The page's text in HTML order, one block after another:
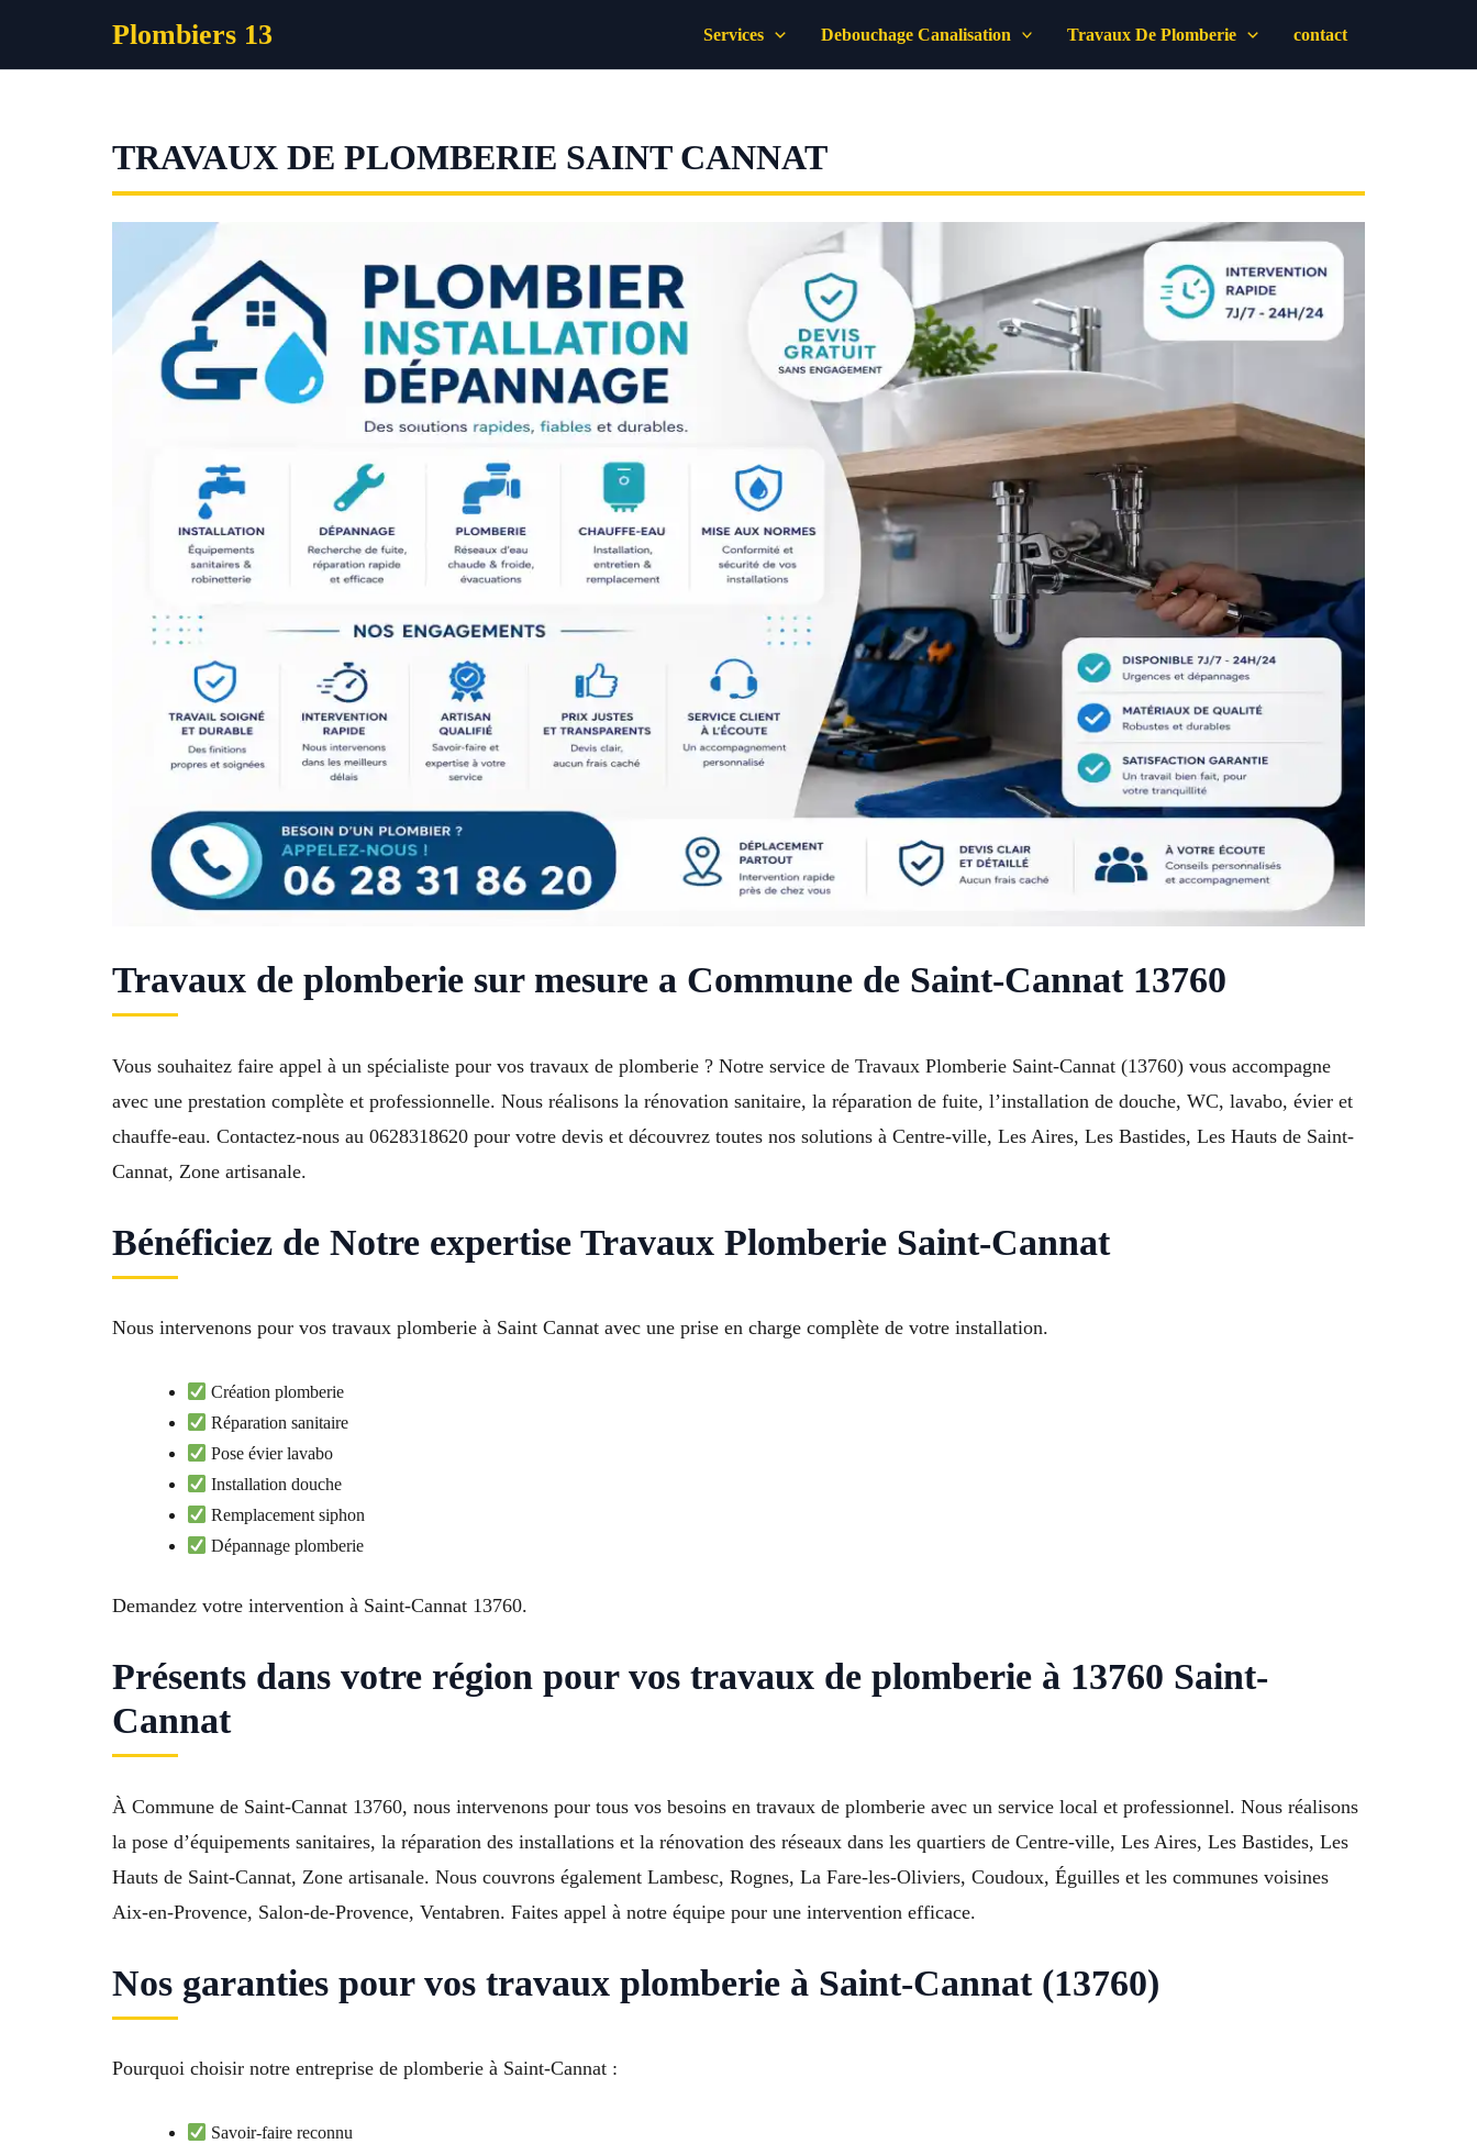
contenu
Plombiers 13 Services Debouchage Canalisation Travaux De Plomberie contact
TRAVAUX DE PLOMBERIE SAINT CANNAT
Travaux de plomberie sur mesure a Commune de Saint-Cannat 13760
Vous souhaitez faire appel à un spécialiste pour vos travaux de plomberie ? Notre service de Travaux Plomberie Saint-Cannat (13760) vous accompagne
avec une prestation complète et professionnelle. Nous réalisons la rénovation sanitaire, la réparation de fuite, l’installation de douche, WC, lavabo, évier et
chauffe-eau. Contactez-nous au 0628318620 pour votre devis et découvrez toutes nos solutions à Centre-ville, Les Aires, Les Bastides, Les Hauts de Saint-
Cannat, Zone artisanale.
Bénéficiez de Notre expertise Travaux Plomberie Saint-Cannat
Nous intervenons pour vos travaux plomberie à Saint Cannat avec une prise en charge complète de votre installation.
Création plomberie
Réparation sanitaire
Pose évier lavabo
Installation douche
Remplacement siphon
Dépannage plomberie
Demandez votre intervention à Saint-Cannat 13760.
Présents dans votre région pour vos travaux de plomberie à 13760 Saint-
Cannat
À Commune de Saint-Cannat 13760, nous intervenons pour tous vos besoins en travaux de plomberie avec un service local et professionnel. Nous réalisons
la pose d’équipements sanitaires, la réparation des installations et la rénovation des réseaux dans les quartiers de Centre-ville, Les Aires, Les Bastides, Les
Hauts de Saint-Cannat, Zone artisanale. Nous couvrons également Lambesc, Rognes, La Fare-les-Oliviers, Coudoux, Éguilles et les communes voisines
Aix-en-Provence, Salon-de-Provence, Ventabren. Faites appel à notre équipe pour une intervention efficace.
Nos garanties pour vos travaux plomberie à Saint-Cannat (13760)
Pourquoi choisir notre entreprise de plomberie à Saint-Cannat :
Savoir-faire reconnu